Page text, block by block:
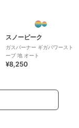
スノーピーク
ガスバーナー ギガパワースト
ーブ 地 オート
¥8,250